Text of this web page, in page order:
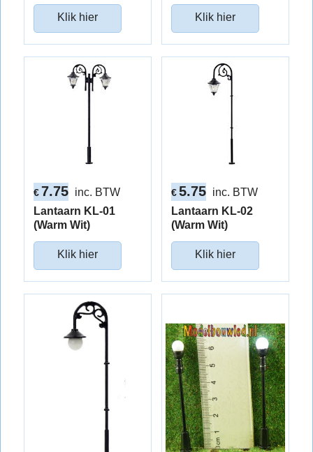
Klik hier Klik hier
€ 7.75 inc. BTW
Lantaarn KL-01
(Warm Wit)
Klik hier
€5.75 inc. BTW
Lantaarn KL-02
(Warm Wit)
Klik hier